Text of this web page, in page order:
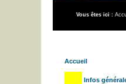
Vous êtes ici :
Accueil
Infos